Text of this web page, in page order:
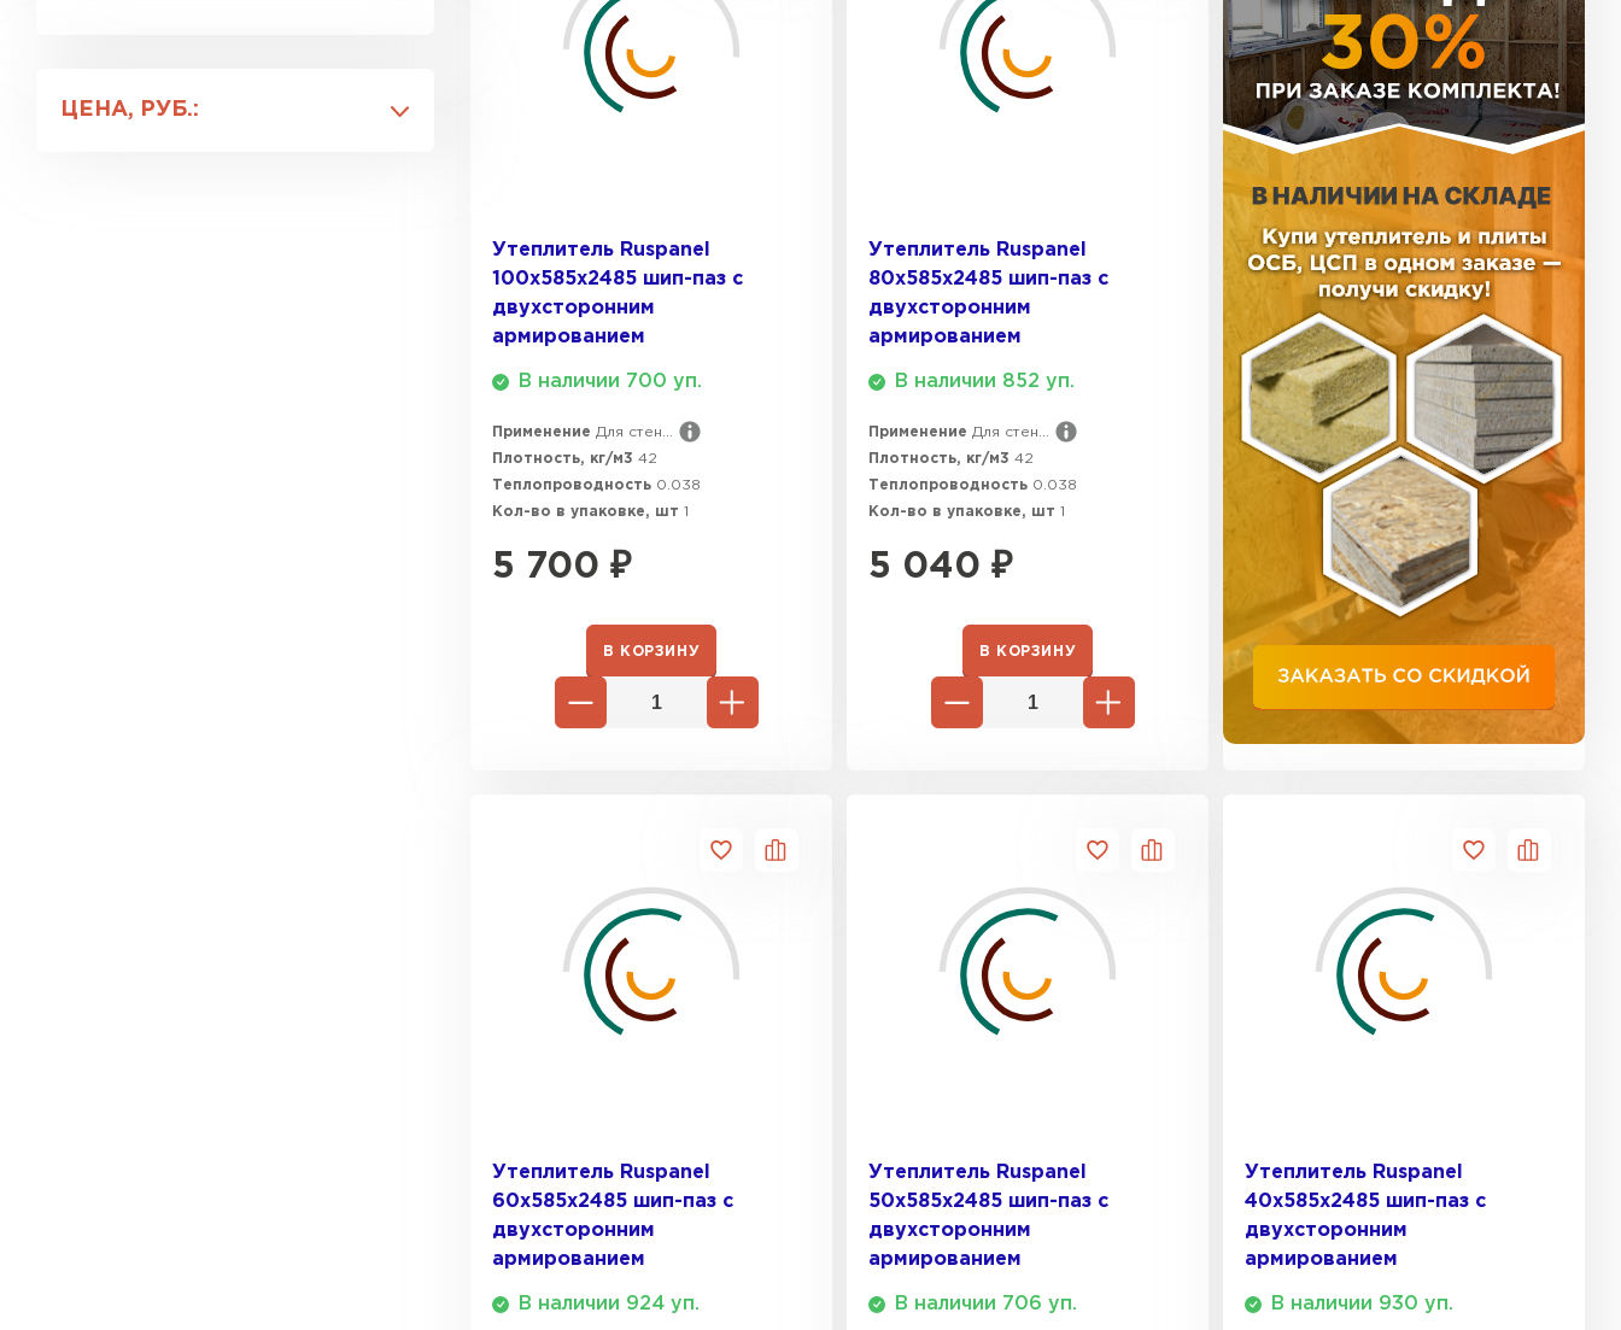
ЦЕНА, РУБ.:
Утеплитель Ruspanel
100х585х2485 шип-паз с
двухсторонним
армированием
В наличии 700 уп.
Применение Для стен...
Плотность, кг/м3 42
Теплопроводность 0.038
Кол-во в упаковке, шт 1
5 700 ₽
В КОРЗИНУ
Утеплитель Ruspanel
80х585х2485 шип-паз с
двухсторонним
армированием
В наличии 852 уп.
Применение Для стен...
Плотность, кг/м3 42
Теплопроводность 0.038
Кол-во в упаковке, шт 1
5 040 ₽
В КОРЗИНУ
Утеплитель Ruspanel
60х585х2485 шип-паз с
двухсторонним
армированием
В наличии 924 уп.
Утеплитель Ruspanel
50х585х2485 шип-паз с
двухсторонним
армированием
В наличии 706 уп.
Утеплитель Ruspanel
40х585х2485 шип-паз с
двухсторонним
армированием
В наличии 930 уп.
Утеплитель Тизол
ПЕРЕЙТИ
ПЕРЕЙТИ
Утеплитель Тимплэкс
ПЕРЕЙТИ
Утеплитель Basfiber
ПЕРЕЙТИ
Рулонная кровля Брит
Утеплитель Isoroc
Утеплитель Урса